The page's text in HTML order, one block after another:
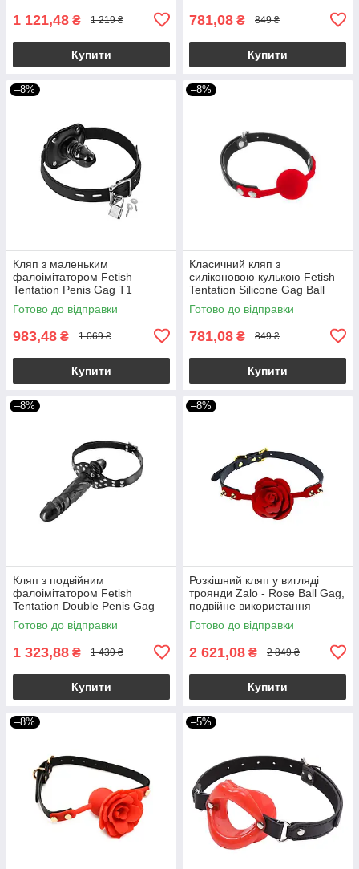
1 121,48 ₴ 1 219 ₴
Купити
781,08 ₴ 849 ₴
Купити
–8%
Кляп з маленьким
фалоімітатором Fetish
Tentation Penis Gag T1
Готово до відправки
983,48 ₴ 1 069 ₴
Купити
–8%
Класичний кляп з
силіконовою кулькою Fetish
Tentation Silicone Gag Ball
Готово до відправки
781,08 ₴ 849 ₴
Купити
–8%
Кляп з подвійним
фалоімітатором Fetish
Tentation Double Penis Gag
Готово до відправки
1 323,88 ₴ 1 439 ₴
Купити
–8%
Розкішний кляп у вигляді
троянди Zalo - Rose Ball Gag,
подвійне використання
Готово до відправки
2 621,08 ₴ 2 849 ₴
Купити
–8% –5%